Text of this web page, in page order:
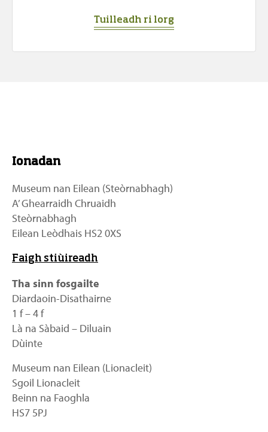
Tuilleadh ri lorg
Ionadan
Museum nan Eilean (Steòrnabhagh)
A’ Ghearraidh Chruaidh
Steòrnabhagh
Eilean Leòdhais HS2 0XS
Faigh stiùireadh
Tha sinn fosgailte
Diardaoin-Disathairne
1 f – 4 f
Là na Sàbaid – Diluain
Dùinte
Museum nan Eilean (Lionacleit)
Sgoil Lionacleit
Beinn na Faoghla
HS7 5PJ